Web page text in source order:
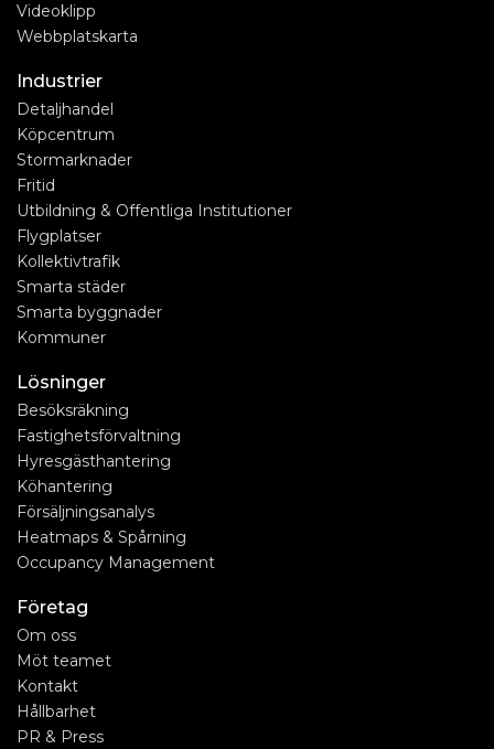
Videoklipp
Webbplatskarta
Industrier
Detaljhandel
Köpcentrum
Stormarknader
Fritid
Utbildning & Offentliga Institutioner
Flygplatser
Kollektivtrafik
Smarta städer
Smarta byggnader
Kommuner
Lösninger
Besöksräkning
Fastighetsförvaltning
Hyresgästhantering
Köhantering
Försäljningsanalys
Heatmaps & Spårning
Occupancy Management
Företag
Om oss
Möt teamet
Kontakt
Hållbarhet
PR & Press